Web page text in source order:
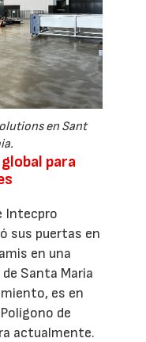
en Sant
para
Intecpro
sus puertas en
en una
Santa Maria
es en
de
actualmente.